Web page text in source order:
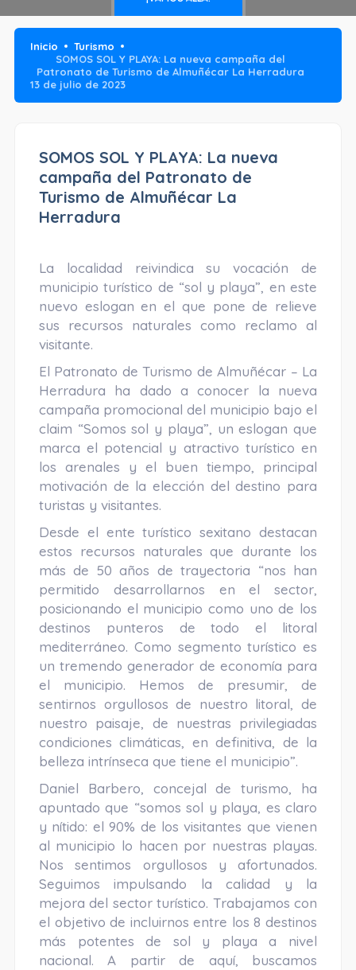
Inicio
Turismo
SOMOS SOL Y PLAYA: La nueva campaña del
Patronato de Turismo de Almuñécar La Herradura
13 de julio de 2023
SOMOS SOL Y PLAYA: La nueva
campaña del Patronato de
Turismo de Almuñécar La
Herradura
La localidad reivindica su vocación de
municipio turístico de “sol y playa”, en este
nuevo eslogan en el que pone de relieve
sus recursos naturales como reclamo al
visitante.
El Patronato de Turismo de Almuñécar – La
Herradura ha dado a conocer la nueva
campaña promocional del municipio bajo el
claim “Somos sol y playa”, un eslogan que
marca el potencial y atractivo turístico en
los arenales y el buen tiempo, principal
motivación de la elección del destino para
turistas y visitantes.
Desde el ente turístico sexitano destacan
estos recursos naturales que durante los
más de 50 años de trayectoria “nos han
permitido desarrollarnos en el sector,
posicionando el municipio como uno de los
destinos punteros de todo el litoral
mediterráneo. Como segmento turístico es
un tremendo generador de economía para
el municipio. Hemos de presumir, de
sentirnos orgullosos de nuestro litoral, de
nuestro paisaje, de nuestras privilegiadas
condiciones climáticas, en definitiva, de la
belleza intrínseca que tiene el municipio”.
Daniel Barbero, concejal de turismo, ha
apuntado que “somos sol y playa, es claro
y nítido: el 90% de los visitantes que vienen
al municipio lo hacen por nuestras playas.
Nos sentimos orgullosos y afortunados.
Seguimos impulsando la calidad y la
mejora del sector turístico. Trabajamos con
el objetivo de incluirnos entre los 8 destinos
más potentes de sol y playa a nivel
nacional. A partir de aquí, buscamos